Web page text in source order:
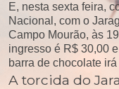
E, nesta sexta feira,
Nacional, com o
Campo Mourão, às
ingresso é R$ 30,00
barra de chocolate
A torcida do